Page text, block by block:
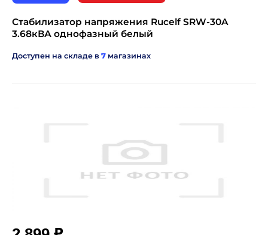
Стабилизатор напряжения Rucelf SRW-30A
3.68кВА однофазный белый
Доступен на складе в 7 магазинах